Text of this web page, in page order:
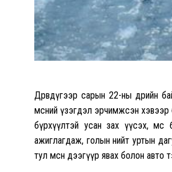
Дөрөвдүгээр сарын 22-ны өдрийн
мөсний үзэгдэл эрчимжсэн хэвээр
бүрхүүлтэй усан зах үүсэх, мөс
ажиглагдаж, голын нийт уртын
тул мөсөн дээгүүр явах болон